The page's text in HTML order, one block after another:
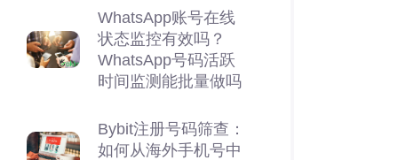
WhatsApp账号在线
状态监控有效吗？
WhatsApp号码活跃
时间监测能批量做吗
Bybit注册号码筛查：
如何从海外手机号中